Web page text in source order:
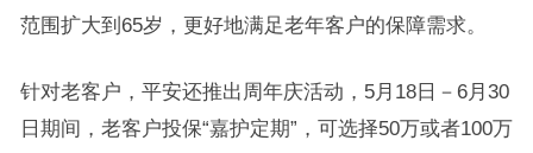
范围扩大到65岁，更好地满足老年客户的保障需求。
针对老客户，平安还推出周年庆活动，5月18日－6月30
日期间，老客户投保“嘉护定期”，可选择50万或者100万